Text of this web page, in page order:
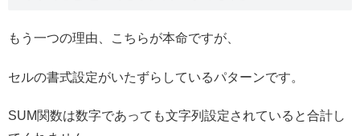
もう一つの理由、こちらが本命ですが、
セルの書式設定がいたずらしているパターンです。
SUM関数は数字であっても文字列設定されていると合計し